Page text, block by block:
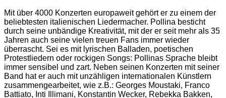
Mit über 4000 Konzerten europaweit gehört er zu einem der
beliebtesten italienischen Liedermacher. Pollina besticht
durch seine unbändige Kreativität, mit der er seit mehr als 35
Jahren auch seine vielen treuen Fans immer wieder
überrascht. Sei es mit lyrischen Balladen, poetischen
Protestliedern oder rockigen Songs: Pollinas Sprache bleibt
immer sensibel und zart. Neben seinen Konzerten mit seiner
Band hat er auch mit unzähligen internationalen Künstlern
zusammengearbeitet, wie z.B.: Georges Moustaki, Franco
Battiato, Inti Illimani, Konstantin Wecker, Rebekka Bakken,